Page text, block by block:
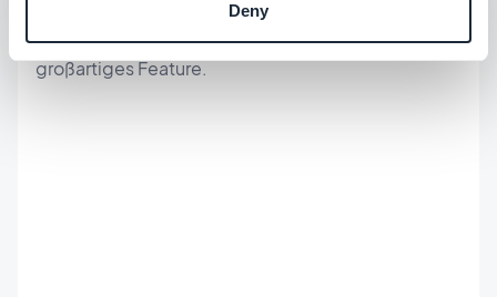
Deny
großartiges Feature.